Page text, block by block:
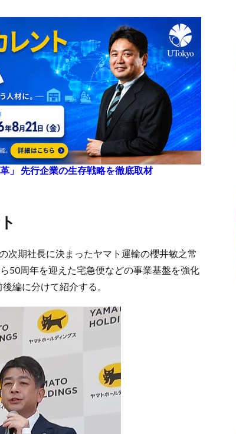
」 先行企業の生存戦略を徹底取材
次期社長に決まったヤマト運輸の櫻井敏之常
50周年を迎えた宅急便などの事業基盤を強化
編に分けて紹介する。